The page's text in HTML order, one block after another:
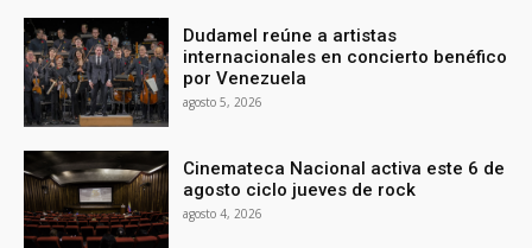
Dudamel reúne a artistas
internacionales en concierto benéfico
por Venezuela
agosto 5, 2026
Cinemateca Nacional activa este 6 de
agosto ciclo jueves de rock
agosto 4, 2026